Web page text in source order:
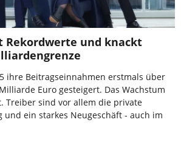
Rekordwerte und knackt
ihre Beitragseinnahmen erstmals über
Euro gesteigert. Das Wachstum
Treiber sind vor allem die private
und ein starkes Neugeschäft - auch im